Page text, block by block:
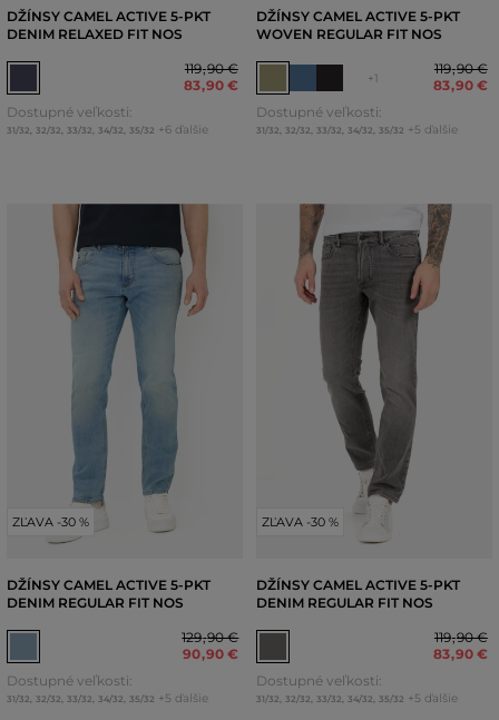
DŽÍNSY CAMEL ACTIVE 5-PKT
DENIM RELAXED FIT NOS
119,90 €
83,90 €
Dostupné veľkosti:
31/32 32/32 33/32 34/32 35/32 +6 ďalšie
DŽÍNSY CAMEL ACTIVE 5-PKT
WOVEN REGULAR FIT NOS
+1
119,90 €
83,90 €
Dostupné veľkosti:
31/32 32/32 33/32 34/32 35/32 +5 ďalšie
ZĽAVA -30 %
DŽÍNSY CAMEL ACTIVE 5-PKT
DENIM REGULAR FIT NOS
129,90 €
90,90 €
Dostupné veľkosti:
31/32 32/32 33/32 34/32 35/32 +5 ďalšie
ZĽAVA -30 %
DŽÍNSY CAMEL ACTIVE 5-PKT
DENIM REGULAR FIT NOS
119,90 €
83,90 €
Dostupné veľkosti:
31/32 32/32 33/32 34/32 35/32 +5 ďalšie